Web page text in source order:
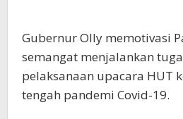
Gubernur Olly memotivasi
semangat menjalankan
pelaksanaan upacara HUT
tengah pandemi Covid-19.